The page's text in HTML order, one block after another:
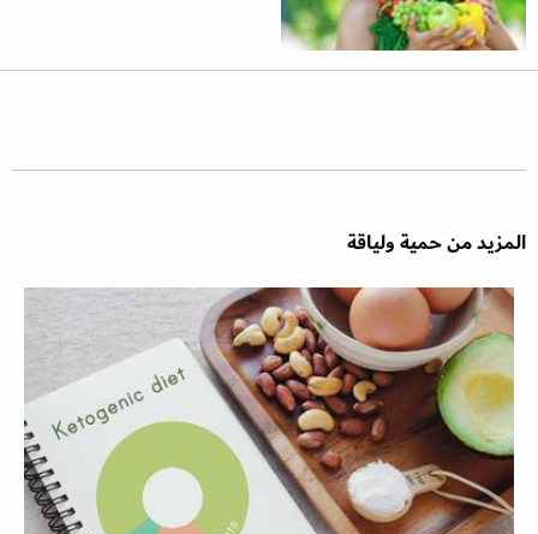
المزيد من حمية ولياقة